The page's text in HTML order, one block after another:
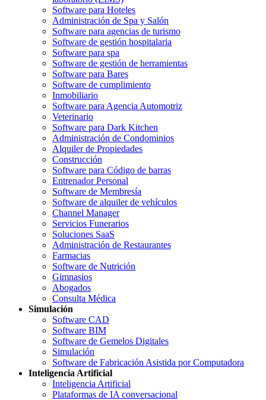
Software para Hoteles
Administración de Spa y Salón
Software para agencias de turismo
Software de gestión hospitalaria
Software para spa
Software de gestión de herramientas
Software para Bares
Software de cumplimiento
Inmobiliario
Software para Agencia Automotriz
Veterinario
Software para Dark Kitchen
Administración de Condominios
Alquiler de Propiedades
Construcción
Software para Código de barras
Entrenador Personal
Software de Membresía
Software de alquiler de vehículos
Channel Manager
Servicios Funerarios
Soluciones SaaS
Administración de Restaurantes
Farmacias
Software de Nutrición
Gimnasios
Abogados
Consulta Médica
Simulación
Software CAD
Software BIM
Software de Gemelos Digitales
Simulación
Software de Fabricación Asistida por Computadora
Inteligencia Artificial
Inteligencia Artificial
Plataformas de IA conversacional